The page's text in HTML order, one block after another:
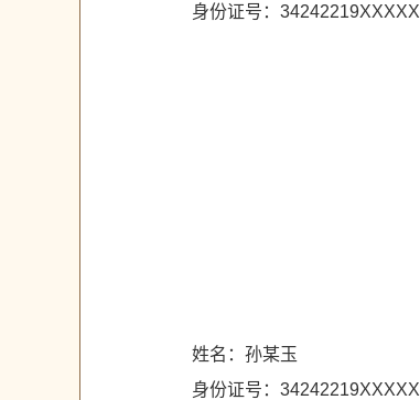
身份证号：
姓名：孙某玉
身份证号：